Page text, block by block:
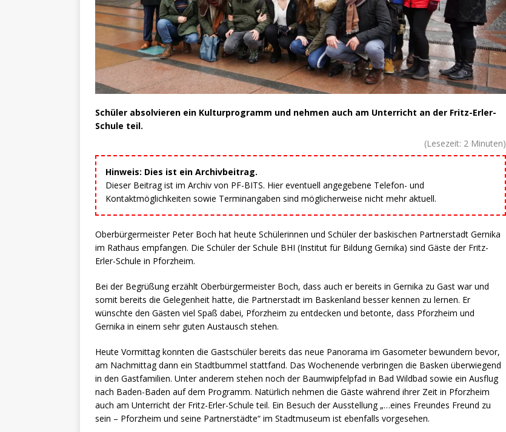
Schüler absolvieren ein Kulturprogramm und nehmen auch am Unterricht an der Fritz-Erler-
Schule teil.
(Lesezeit: 2 Minuten)
Hinweis: Dies ist ein Archivbeitrag.
Dieser Beitrag ist im Archiv von PF-BITS. Hier eventuell angegebene Telefon- und
Kontaktmöglichkeiten sowie Terminangaben sind möglicherweise nicht mehr aktuell.
Oberbürgermeister Peter Boch hat heute Schülerinnen und Schüler der baskischen Partnerstadt Gernika
im Rathaus empfangen. Die Schüler der Schule BHI (Institut für Bildung Gernika) sind Gäste der Fritz-
Erler-Schule in Pforzheim.
Bei der Begrüßung erzählt Oberbürgermeister Boch, dass auch er bereits in Gernika zu Gast war und
somit bereits die Gelegenheit hatte, die Partnerstadt im Baskenland besser kennen zu lernen. Er
wünschte den Gästen viel Spaß dabei, Pforzheim zu entdecken und betonte, dass Pforzheim und
Gernika in einem sehr guten Austausch stehen.
Heute Vormittag konnten die Gastschüler bereits das neue Panorama im Gasometer bewundern bevor,
am Nachmittag dann ein Stadtbummel stattfand. Das Wochenende verbringen die Basken überwiegend
in den Gastfamilien. Unter anderem stehen noch der Baumwipfelpfad in Bad Wildbad sowie ein Ausflug
nach Baden-Baden auf dem Programm. Natürlich nehmen die Gäste während ihrer Zeit in Pforzheim
auch am Unterricht der Fritz-Erler-Schule teil. Ein Besuch der Ausstellung „…eines Freundes Freund zu
sein – Pforzheim und seine Partnerstädte“ im Stadtmuseum ist ebenfalls vorgesehen.